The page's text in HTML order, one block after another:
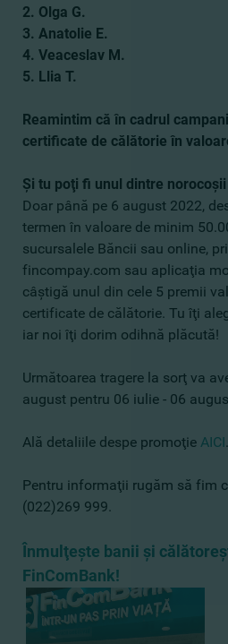
2. Olga G.
3. Anatolie E.
4. Veaceslav M.
5. Llia T.
Reamintim că în cadrul
certificate de călătorie în
Şi tu poţi fi unul dintre
Doar până pe 6 august 2022,
termen în valoare de minim
sucursalele Băncii sau online,
fincompay.com sau aplicaţia
câştigă unul din cele 5 premii
certificate de călătorie. Tu îţi
iar noi îţi dorim odihnă plăcută!
Următoarea tragere la sorţ va
august pentru 06 iulie - 06
Ală detaliile despe promoţie AICI.
Pentru informaţii rugăm să fim
(022)269 999.
Înmulţeşte banii şi
FinComBank!